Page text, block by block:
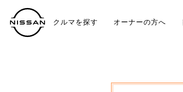
クルマを探す オーナーの方へ